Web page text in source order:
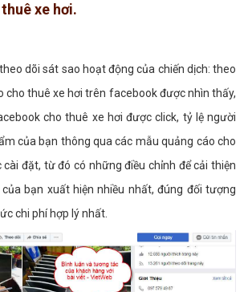
xe hơi.
dõi sát sao hoạt động của chiến dịch: theo
cho thuê xe hơi trên facebook được nhìn thấy,
cho thuê xe hơi được click, tỷ lệ người
của bạn thông qua các mẫu quảng cáo cho
đặt, từ đó có những điều chỉnh để cải thiện
bạn xuất hiện nhiều nhất, đúng đối tượng
chi phí hợp lý nhất.